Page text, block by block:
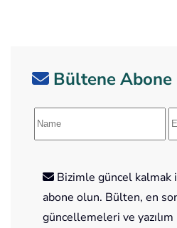
Bültene Abone
Bizimle güncel kalmak
abone olun. Bülten, en
güncellemeleri ve yazılım